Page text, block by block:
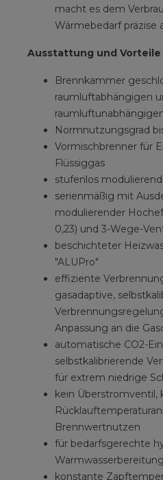
macht es dem
Wärmebedarf präzise
Ausstattung und Vorteile
Brennkammer
raumluftabhängigen
Normnutzungsgrad
Vormischbrenner für
Flüssiggas
stufenlos
serienmäßig mit
modulierender
0,23) und 3-Wege-
beschichteter
"ALUPro"
effiziente
gasadaptive,
Anpassung an die
automatische CO2-
selbstkalibrierende
für extrem niedrige
kein Überstromventil,
Brennwertnutzen
für bedarfsgerechte
Warmwasserbereitung
konstante